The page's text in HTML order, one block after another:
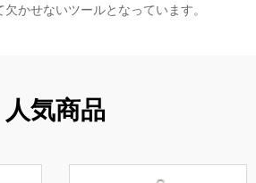
かせないツールとなっています。
人気商品